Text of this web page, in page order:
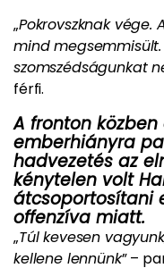
„Pokrovszknak vége.
mind
szomszédságunkat
férfi.
A fronton
emberhiányra
hadvezetés az
kénytelen volt
átcsoportosítani
offenzíva miatt.
„Túl kevesen
kellene lennünk” –